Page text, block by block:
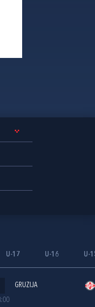
U-17 U-16 U-
GRUZIJA